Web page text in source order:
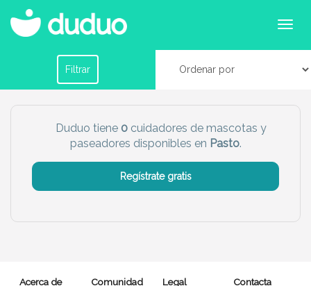
Cuidadores de mascotas en Pasto
Filtrar
Filtrar por horario
Chico Chica
Más servicio del dudú
Limpieza Manitas
Duduo tiene 0cuidadores de mascotas y
paseadores disponibles en Pasto.
Regístrate gratis
Acerca de
Comunidad Legal Contacta